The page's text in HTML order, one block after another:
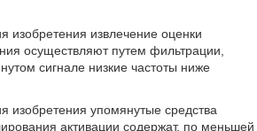
изобретения извлечение оценки
осуществляют путем фильтрации,
сигнале низкие частоты ниже
изобретения упомянутые средства
активации содержат, по меньшей